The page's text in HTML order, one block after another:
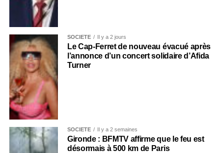
SOCIÉTÉ Il y a 2 jours
Le Cap-Ferret de nouveau évacué après
l’annonce d’un concert solidaire d’Afida
Turner
SOCIÉTÉ Il y a 2 semaines
Gironde : BFMTV affirme que le feu est
désormais à 500 km de Paris